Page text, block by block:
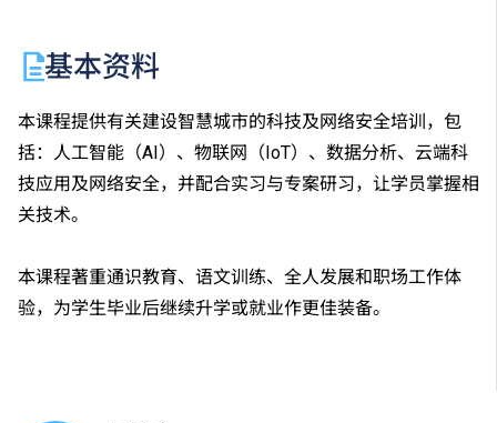
基本资料
本课程提供有关建设智慧城市的科技及网络安全培训，包
括：人工智能（AI）、物联网（IoT）、数据分析、云端科
技应用及网络安全，并配合实习与专案研习，让学员掌握相
关技术。
本课程著重通识教育、语文训练、全人发展和职场工作体
验，为学生毕业后继续升学或就业作更佳装备。